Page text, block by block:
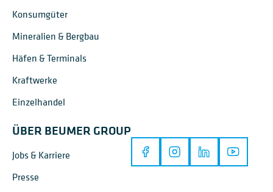
Konsumgüter
Mineralien & Bergbau
Häfen & Terminals
Kraftwerke
Einzelhandel
ÜBER BEUMER GROUP
Jobs & Karriere
Presse